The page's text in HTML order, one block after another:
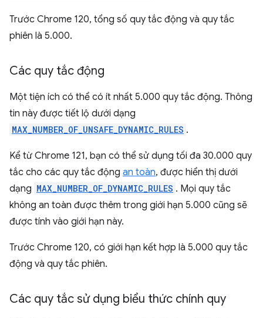
Trước Chrome 120, tổng số quy tắc động và quy tắc
phiên là 5.000.
Các quy tắc động
Một tiện ích có thể có ít nhất 5.000 quy tắc động. Thông
tin này được tiết lộ dưới dạng
MAX_NUMBER_OF_UNSAFE_DYNAMIC_RULES .
Kể từ Chrome 121, bạn có thể sử dụng tối đa 30.000 quy
tắc cho các quy tắc động an toàn, được hiển thị dưới
dạng MAX_NUMBER_OF_DYNAMIC_RULES . Mọi quy tắc
không an toàn được thêm trong giới hạn 5.000 cũng sẽ
được tính vào giới hạn này.
Trước Chrome 120, có giới hạn kết hợp là 5.000 quy tắc
động và quy tắc phiên.
Các quy tắc sử dụng biểu thức chính quy